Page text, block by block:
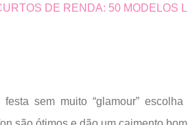
DE RENDA: 50 MODELOS
sem muito “glamour”